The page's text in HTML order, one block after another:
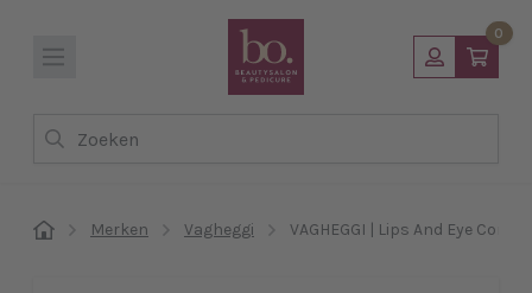
0
Zoeken
Merken Vagheggi VAGHEGGI | Lips And Eye